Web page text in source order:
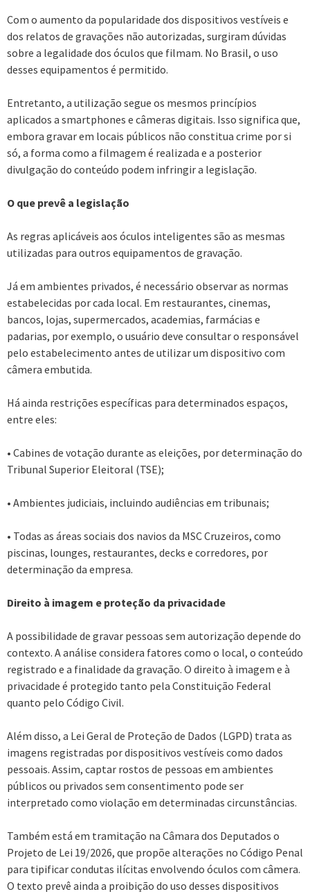
Com o aumento da popularidade dos dispositivos vestíveis e
dos relatos de gravações não autorizadas, surgiram dúvidas
sobre a legalidade dos óculos que filmam. No Brasil, o uso
desses equipamentos é permitido.
Entretanto, a utilização segue os mesmos princípios
aplicados a smartphones e câmeras digitais. Isso significa que,
embora gravar em locais públicos não constitua crime por si
só, a forma como a filmagem é realizada e a posterior
divulgação do conteúdo podem infringir a legislação.
O que prevê a legislação
As regras aplicáveis aos óculos inteligentes são as mesmas
utilizadas para outros equipamentos de gravação.
Já em ambientes privados, é necessário observar as normas
estabelecidas por cada local. Em restaurantes, cinemas,
bancos, lojas, supermercados, academias, farmácias e
padarias, por exemplo, o usuário deve consultar o responsável
pelo estabelecimento antes de utilizar um dispositivo com
câmera embutida.
Há ainda restrições específicas para determinados espaços,
entre eles:
• Cabines de votação durante as eleições, por determinação do
Tribunal Superior Eleitoral (TSE);
• Ambientes judiciais, incluindo audiências em tribunais;
• Todas as áreas sociais dos navios da MSC Cruzeiros, como
piscinas, lounges, restaurantes, decks e corredores, por
determinação da empresa.
Direito à imagem e proteção da privacidade
A possibilidade de gravar pessoas sem autorização depende do
contexto. A análise considera fatores como o local, o conteúdo
registrado e a finalidade da gravação. O direito à imagem e à
privacidade é protegido tanto pela Constituição Federal
quanto pelo Código Civil.
Além disso, a Lei Geral de Proteção de Dados (LGPD) trata as
imagens registradas por dispositivos vestíveis como dados
pessoais. Assim, captar rostos de pessoas em ambientes
públicos ou privados sem consentimento pode ser
interpretado como violação em determinadas circunstâncias.
Também está em tramitação na Câmara dos Deputados o
Projeto de Lei 19/2026, que propõe alterações no Código Penal
para tipificar condutas ilícitas envolvendo óculos com câmera.
O texto prevê ainda a proibição do uso desses dispositivos